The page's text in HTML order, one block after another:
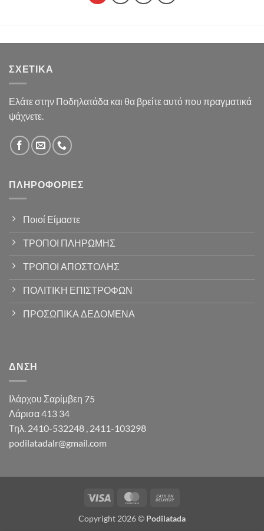
ΣΧΕΤΙΚΆ
Ελάτε στην Ποδηλατάδα και θα βρείτε αυτό που πραγματικά
ψάχνετε.
ΠΛΗΡΟΦΟΡΊΕΣ
Ποιοί Είμαστε
ΤΡΟΠΟΙ ΠΛΗΡΩΜΗΣ
ΤΡΟΠΟΙ ΑΠΟΣΤΟΛΗΣ
ΠΟΛΙΤΙΚΗ ΕΠΙΣΤΡΟΦΩΝ
ΠΡΟΣΩΠΙΚΑ ΔΕΔΟΜΕΝΑ
ΔΝΣΗ
Ιλάρχου Σαρίμβεη 75
Λάρισα 413 34
Τηλ. 2410-532248 , 2411-103298
podilatadalr@gmail.com
Visa MasterCard
Delivery
Copyright 2026 © Podilatada